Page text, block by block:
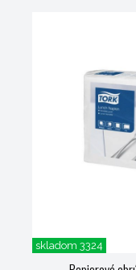
skladom 3324